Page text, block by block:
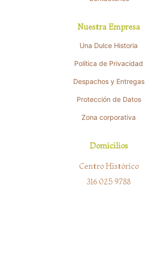
Nuestra Empresa
Una Dulce Historia
Política de Privacidad
Despachos y Entregas
Protección de Datos
Zona corporativa
Domicilios
Centro Histórico
316 025 9788